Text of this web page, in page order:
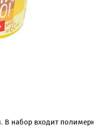
В набор входит